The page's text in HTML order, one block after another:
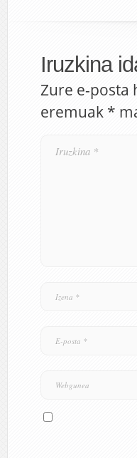
Iruzkina
Zure e-posta
eremuak *